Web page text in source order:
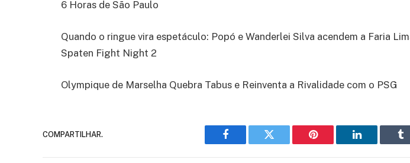
6 Horas de São Paulo
Quando o ringue vira espetáculo: Popó e Wanderlei Silva acendem a Faria
Spaten Fight Night 2
Olympique de Marselha Quebra Tabus e Reinventa a Rivalidade com o PSG
COMPARTILHAR.
Facebook Twitter Pinterest LinkedIn